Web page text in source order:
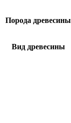
(35х140)
Порода древесины
Вид древесины